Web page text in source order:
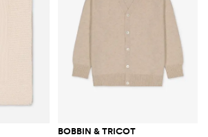
BOBBIN & TRICOT